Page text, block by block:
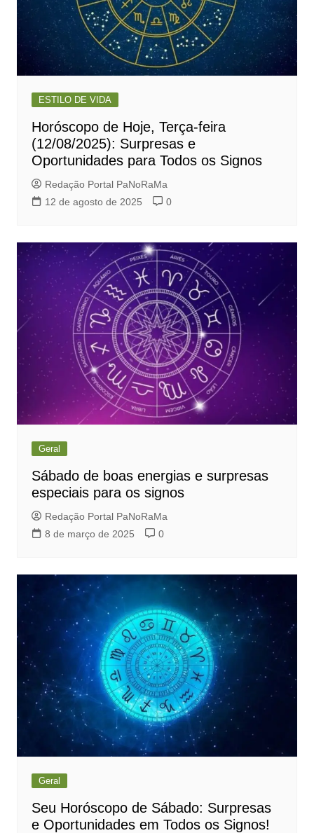
ESTILO DE VIDA
Horóscopo de Hoje, Terça-feira
(12/08/2025): Surpresas e
Oportunidades para Todos os Signos
Redação Portal PaNoRaMa
12 de agosto de 2025
0
Geral
Sábado de boas energias e surpresas
especiais para os signos
Redação Portal PaNoRaMa
8 de março de 2025
0
Geral
Seu Horóscopo de Sábado: Surpresas
e Oportunidades em Todos os Signos!